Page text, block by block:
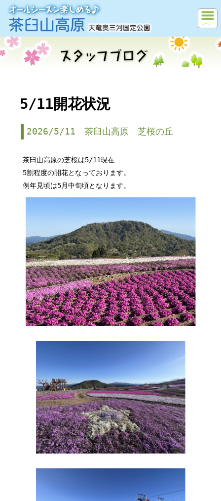
メニュー
5/11開花状況
2026/5/11 茶臼山高原 芝桜の丘
茶臼山高原の芝桜は5/11現在
5割程度の開花となっております。
例年見頃は5月中旬頃となります。